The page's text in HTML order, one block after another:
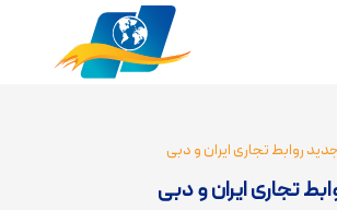
روابط تجاری ایران و دبی
تجاری ایران و دبی